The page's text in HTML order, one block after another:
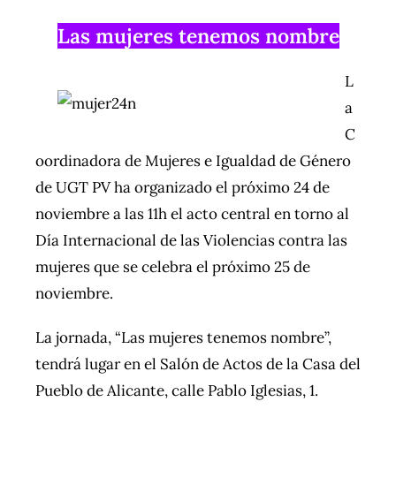
Las mujeres tenemos nombre
L
a
C
oordinadora de Mujeres e Igualdad de Género
de UGT PV ha organizado el próximo 24 de
noviembre a las 11h el acto central en torno al
Día Internacional de las Violencias contra las
mujeres que se celebra el próximo 25 de
noviembre.
La jornada, “Las mujeres tenemos nombre”,
tendrá lugar en el Salón de Actos de la Casa del
Pueblo de Alicante, calle Pablo Iglesias, 1.